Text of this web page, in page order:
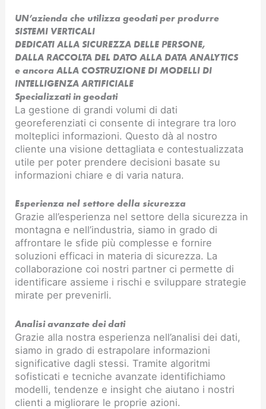
UN’azienda che utilizza geodati per produrre
SISTEMI VERTICALI
DEDICATI ALLA SICUREZZA DELLE PERSONE,
DALLA RACCOLTA DEL DATO ALLA DATA ANALYTICS
e ancora ALLA COSTRUZIONE DI MODELLI DI
INTELLIGENZA ARTIFICIALE​
Specializzati in geodati
La gestione di grandi volumi di dati
georeferenziati ci consente di integrare tra loro
molteplici informazioni. Questo dà al nostro
cliente una visione dettagliata e contestualizzata
utile per poter prendere decisioni basate su
informazioni chiare e di varia natura.
Esperienza nel settore della sicurezza
Grazie all’esperienza nel settore della sicurezza in
montagna e nell’industria, siamo in grado di
affrontare le sfide più complesse e fornire
soluzioni efficaci in materia di sicurezza. La
collaborazione coi nostri partner ci permette di
identificare assieme i rischi e sviluppare strategie
mirate per prevenirli.
Analisi avanzate dei dati
Grazie alla nostra esperienza nell’analisi dei dati,
siamo in grado di estrapolare informazioni
significative dagli stessi. Tramite algoritmi
sofisticati e tecniche avanzate identifichiamo
modelli, tendenze e insight che aiutano i nostri
clienti a migliorare le proprie azioni.